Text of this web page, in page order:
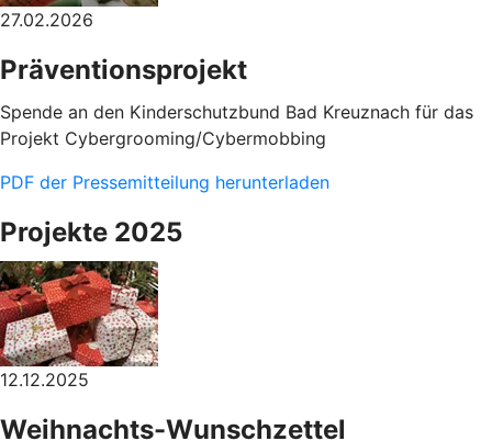
27.02.2026
Präventionsprojekt
Spende an den Kinderschutzbund Bad Kreuznach für das
Projekt Cybergrooming/Cybermobbing
PDF der Pressemitteilung herunterladen
Projekte 2025
12.12.2025
Weihnachts-Wunschzettel